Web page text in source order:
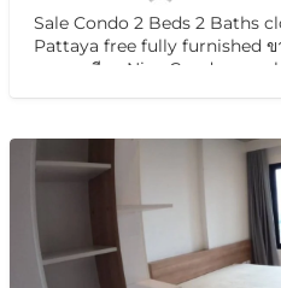
Sale Condo 2 Beds 2 Baths
Pattaya free fully furnished ข
นาจอมเทียน Nice Condo on